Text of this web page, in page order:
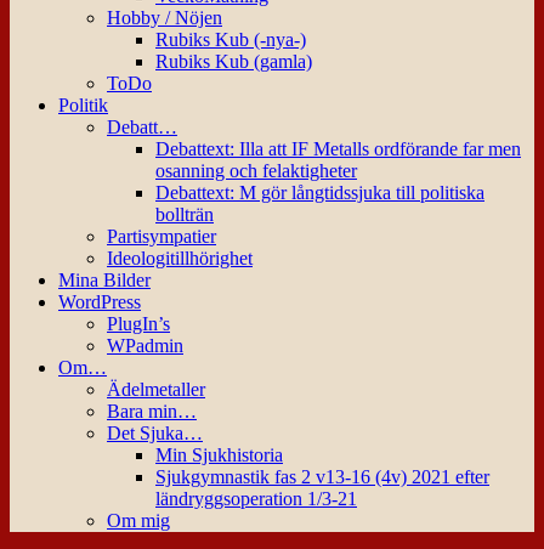
Hobby / Nöjen
Rubiks Kub (-nya-)
Rubiks Kub (gamla)
ToDo
Politik
Debatt…
Debattext: Illa att IF Metalls ordförande far men
osanning och felaktigheter
Debattext: M gör långtidssjuka till politiska
bollträn
Partisympatier
Ideologitillhörighet
Mina Bilder
WordPress
PlugIn’s
WPadmin
Om…
Ädelmetaller
Bara min…
Det Sjuka…
Min Sjukhistoria
Sjukgymnastik fas 2 v13-16 (4v) 2021 efter
ländryggsoperation 1/3-21
Om mig